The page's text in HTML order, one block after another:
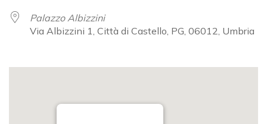
Palazzo Albizzini
Via Albizzini 1, Città di Castello, PG, 06012, Umbria